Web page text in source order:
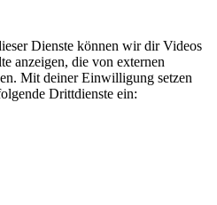
Dienste können wir dir Videos
anzeigen, die von externen
Mit deiner Einwilligung setzen
Drittdienste ein: